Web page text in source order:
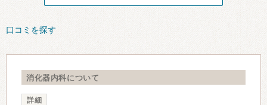
口コミを探す
消化器内科について
詳細